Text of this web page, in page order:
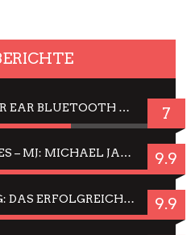
JBL TUNE 720BT: OVER EAR BLUETOOTH KOPFHÖRER UM DIE 50,-€ IM DAUER-TEST 7
WEGEN DES ERFOLGES – MJ: MICHAEL JACKSON MUSICAL IN EINER MATINEE SEHEN 9.9
JELLYFISH HAMBURG: DAS ERFOLGREICHE SOMMER-MENÜ 2025 IN GEFÜHLEN UND BILDERN 9.9